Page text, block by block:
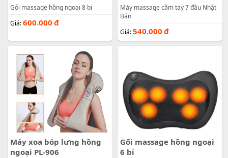
Gối massage hồng ngoại 8 bi
Giá:600.000 đ
Máy massage cầm tay 7 đầu Nhật
Bản
Giá:540.000 đ
Máy xoa bóp lưng hồng
ngoại PL-906
Gối massage hồng ngoại
6 bi